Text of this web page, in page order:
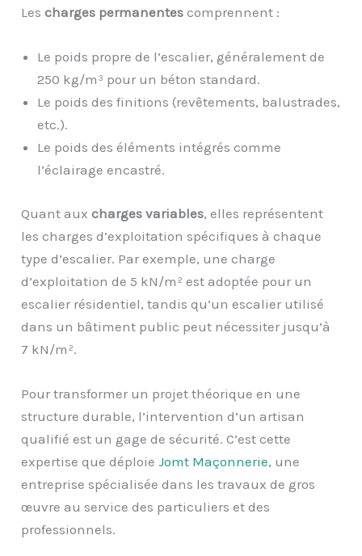
Lescharges permanentes comprennent :
Le poids propre de l’escalier, généralement de
250 kg/m³ pour un béton standard.
Le poids des finitions (revêtements, balustrades,
etc.).
Le poids des éléments intégrés comme
l’éclairage encastré.
Quant auxcharges variables, elles représentent
les charges d’exploitation spécifiques à chaque
type d’escalier. Par exemple, une charge
d’exploitation de 5 kN/m² est adoptée pour un
escalier résidentiel, tandis qu’un escalier utilisé
dans un bâtiment public peut nécessiter jusqu’à
7 kN/m².
Pour transformer un projet théorique en une
structure durable, l’intervention d’un artisan
qualifié est un gage de sécurité. C’est cette
expertise que déploieJomt Maçonnerie, une
entreprise spécialisée dans les travaux de gros
œuvre au service des particuliers et des
professionnels.